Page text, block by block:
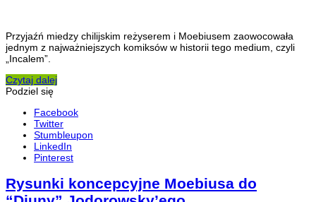
Przyjaźń miedzy chilijskim reżyserem i Moebiusem zaowocowała
jednym z najważniejszych komiksów w historii tego medium, czyli
„Incalem”.
Czytaj dalej
Podziel się
Facebook
Twitter
Stumbleupon
LinkedIn
Pinterest
Rysunki koncepcyjne Moebiusa do